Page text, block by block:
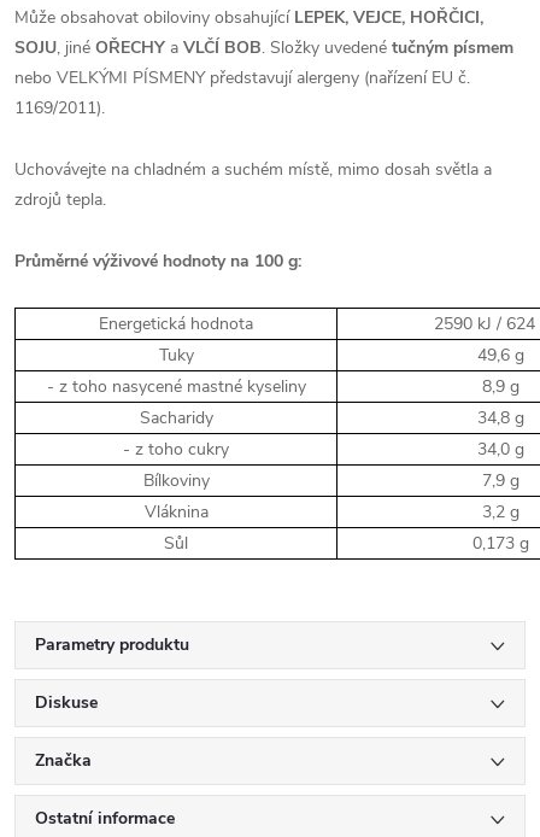
Může obsahovat obiloviny obsahující LEPEK, VEJCE, HOŘČICI,
SOJU, jiné OŘECHY a VLČÍ BOB. Složky uvedené tučným písmem
nebo VELKÝMI PÍSMENY představují alergeny (nařízení EU č.
1169/2011).
Uchovávejte na chladném a suchém místě, mimo dosah světla a
zdrojů tepla.
Průměrné výživové hodnoty na 100 g:
Energetická hodnota
2590 kJ / 624
Tuky
49,6 g
- z toho nasycené mastné kyseliny
8,9 g
Sacharidy
34,8 g
- z toho cukry
34,0 g
Bílkoviny
7,9 g
Vláknina
3,2 g
Sůl
0,173 g
Parametry produktu
Diskuse
Značka
Ostatní informace